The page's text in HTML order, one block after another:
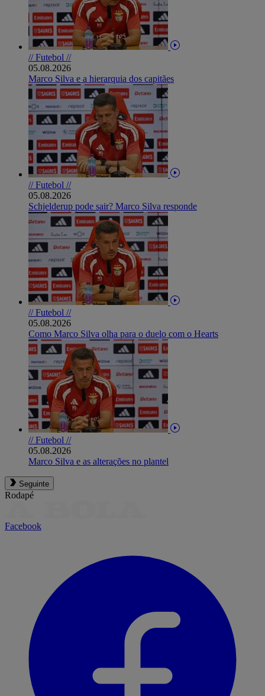
// Futebol //
05.08.2026
Marco Silva e a hierarquia dos capitães
// Futebol //
05.08.2026
Schjelderup pode sair? Marco Silva responde
// Futebol //
05.08.2026
Como Marco Silva olha para o duelo com o Hearts
// Futebol //
05.08.2026
Marco Silva e as alterações no plantel
Seguinte
Rodapé
Facebook